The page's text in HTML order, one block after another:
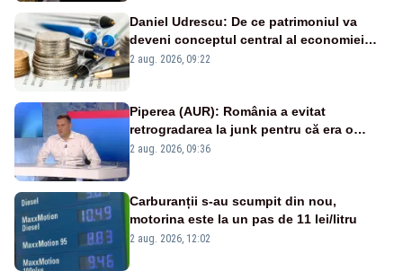
Daniel Udrescu: De ce patrimoniul va
deveni conceptul central al economiei
viitoare?
2 aug. 2026, 09:22
Piperea (AUR): România a evitat
retrogradarea la junk pentru că era o
catastrofă pentru bănci și fondurile de
2 aug. 2026, 09:36
Carburanții s-au scumpit din nou,
motorina este la un pas de 11 lei/litru
2 aug. 2026, 12:02